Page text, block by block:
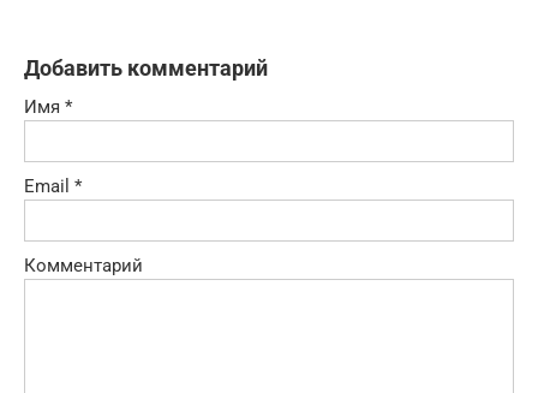
Добавить комментарий
Имя *
Email *
Комментарий